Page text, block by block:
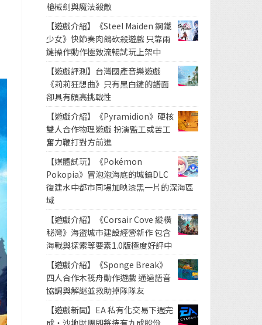
槍械劍與魔法殺敵
【遊戲介紹】《Steel Maiden 鋼鐵
少女》快節奏肉鴿砍殺遊戲 只靠兩
鍵操作動作極致流暢試玩上架中
【遊戲評測】台灣國產音樂遊戲
《莉莉狂想曲》只有黑白鍵的譜面
卻具有頗高挑戰性
【遊戲介紹】《Pyramidion》硬核
雙人合作物理遊戲 扮演監工或苦工
奮力鞭打對方前進
【媒體試玩】《Pokémon
Pokopia》冒泡泡海底的城鎮DLC
復建水中都市同場加映漆黑一片的深海區
域
【遊戲介紹】《Corsair Cove 縱橫
秘灣》海盜城市建設經營新作 包含
海戰與探索等要素1.0版極度好評中
【遊戲介紹】《Sponge Break》
四人合作木筏舟動作遊戲 通過語音
協調與解謎並救助掉隊隊友
【遊戲新聞】EA 私有化交易下週完
成・沙地財團即將持有九成股份